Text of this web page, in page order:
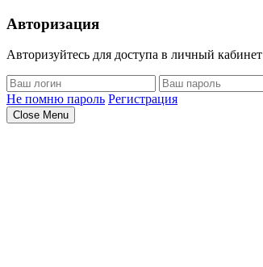
Авторизация
Авторизуйтесь для доступа в личный кабинет
Не помню пароль Регистрация
Close Menu